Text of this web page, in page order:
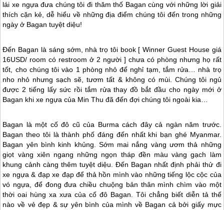
lái xe ngựa đưa chúng tôi đi thăm thố Bagan cùng với những lời giải
thích cặn kẻ, dễ hiểu về những địa điểm chúng tôi đến trong những
ngày ở Bagan tuyệt diệu!
Đến Bagan là sáng sớm, nhà trọ tôi book [ Winner Guest House giá
16USD/ room có restroom ở 2 người ] chưa có phòng nhưng họ rất
tốt, cho chúng tôi vào 1 phòng nhỏ để nghỉ tạm, tắm rửa… nhà trọ
nho nhỏ nhưng sạch sẽ, tươm tất & không có mùi. Chúng tôi ngủ
được 2 tiếng lấy sức rồi tắm rửa thay đồ bắt đầu cho ngày mới ở
Bagan khi xe ngựa của Min Thu đã đến đợi chúng tôi ngoài kia…
Bagan là một cố đô cũ của Burma cách đây cả ngàn năm trước.
Bagan theo tôi là thành phố đáng đến nhất khi bạn ghé Myanmar.
Bagan yên bình kinh khủng. Sớm mai nắng vàng ươm thả những
giọt vàng xiên ngang những ngọn tháp đền màu vàng gạch làm
khung cảnh càng thêm tuyệt diệu. Đến Bagan nhất định phải thử đi
xe ngựa & đạp xe đạp để thả hồn mình vào những tiếng lộc cộc của
vó ngựa, để đong đưa chiều chuộng bản thân mình chìm vào một
thời oai hùng xa xưa của cố đô Bagan. Tôi chẳng biết diễn tả thế
nào về vẻ đẹp & sự yên bình của mình về Bagan cả bởi giấy mực